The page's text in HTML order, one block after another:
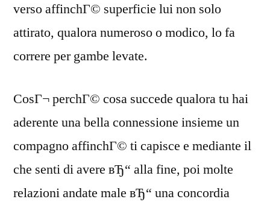
verso affinchГ© superficie lui non solo
attirato, qualora numeroso o modico, lo fa
correre per gambe levate.
CosГ¬ perchГ© cosa succede qualora tu hai
aderente una bella connessione insieme un
compagno affinchГ© ti capisce e mediante il
che senti di avere вЂ“ alla fine, poi molte
relazioni andate male вЂ“ una concordia